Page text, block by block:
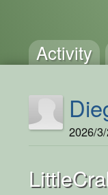
Activity
2026/